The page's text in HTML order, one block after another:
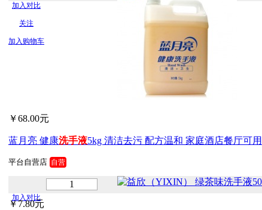
加入对比
关注
加入购物车
￥68.00元
蓝月亮 健康洗手液5kg 清洁去污 配方温和 家庭酒店餐厅可用
平台自营店 自营
加入对比
￥7.80元